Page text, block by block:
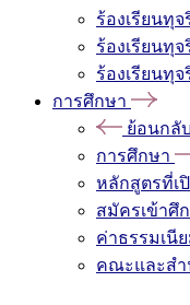
ร้องเรียนทุ
ร้องเรียนทุ
ร้องเรียนทุ
การศึกษา
ย้อนกลับ
การศึกษา
หลักสูตรที่เ
สมัครเข้าศึ
ค่าธรรมเนี
คณะและสำ